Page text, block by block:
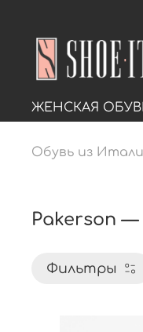
ЖЕНСКАЯ
Обувь из
Pakerson
Фильтры